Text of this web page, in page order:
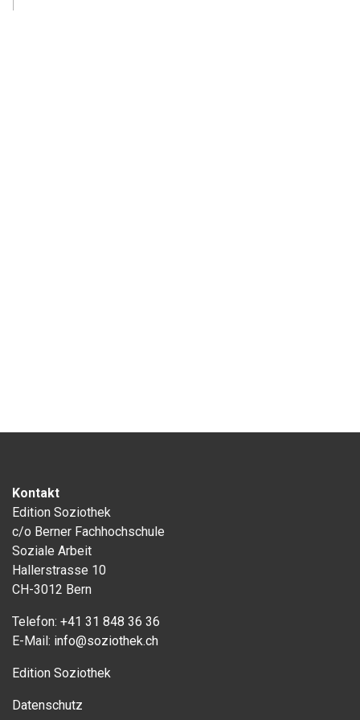
Kontakt
Edition Soziothek
c/o Berner Fachhochschule
Soziale Arbeit
Hallerstrasse 10
CH-3012 Bern
Telefon: +41 31 848 36 36
E-Mail: info@soziothek.ch
Edition Soziothek
Datenschutz